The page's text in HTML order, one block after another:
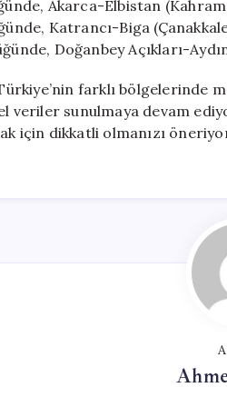
Akarca-Elbistan
Katrancı-Biga
Doğanbey Açıkları-
Türkiye’nin farklı
veriler sunulmaya devam
için dikkatli olmanızı